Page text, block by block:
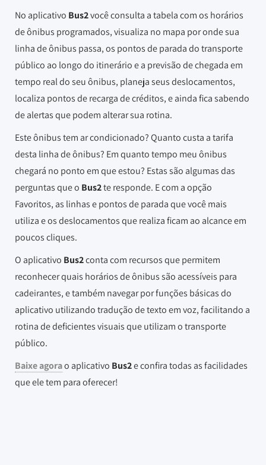
No aplicativo Bus2você consulta a tabela com os horários
de ônibus programados, visualiza no mapa por onde sua
linha de ônibus passa, os pontos de parada do transporte
público ao longo do itinerário e a previsão de chegada em
tempo real do seu ônibus, planeja seus deslocamentos,
localiza pontos de recarga de créditos, e ainda fica sabendo
de alertas que podem alterar sua rotina.
Este ônibus tem ar condicionado? Quanto custa a tarifa
desta linha de ônibus? Em quanto tempo meu ônibus
chegará no ponto em que estou? Estas são algumas das
perguntas que o Bus2te responde. E com a opção
Favoritos, as linhas e pontos de parada que você mais
utiliza e os deslocamentos que realiza ficam ao alcance em
poucos cliques.
O aplicativo Bus2conta com recursos que permitem
reconhecer quais horários de ônibus são acessíveis para
cadeirantes, e também navegar por funções básicas do
aplicativo utilizando tradução de texto em voz, facilitando a
rotina de deficientes visuais que utilizam o transporte
público.
Baixe agorao aplicativo Bus2e confira todas as facilidades
que ele tem para oferecer!